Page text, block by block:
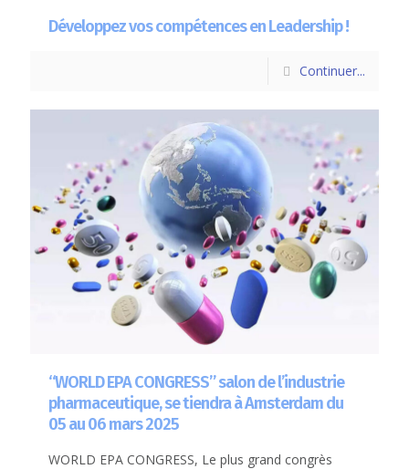
Développez vos compétences en Leadership !
Continuer...
“WORLD EPA CONGRESS” salon de l’industrie
pharmaceutique, se tiendra à Amsterdam du
05 au 06 mars 2025
WORLD EPA CONGRESS, Le plus grand congrès